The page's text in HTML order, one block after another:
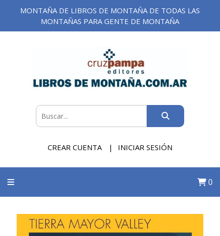
MONTAÑA DE LIBROS DE MONTAÑA DE TODAS LAS
MONTAÑAS PARA GENTE DE MONTAÑA
CREAR CUENTA INICIAR SESIÓN
0